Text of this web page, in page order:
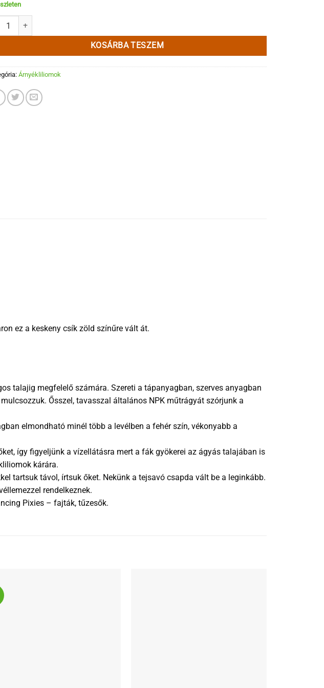
Island mennyiség
KOSÁRBA TESZEM
Árnyékliliomok
ez a keskeny csík zöld színűre vált át.
talajig megfelelő számára. Szereti a tápanyagban, szerves anyagban
Ősszel, tavasszal általános NPK műtrágyát szórjunk a
elmondható minél több a levélben a fehér szín, vékonyabb a
így figyeljünk a vízellátásra mert a fák gyökerei az ágyás talajában is
kárára.
tartsuk távol, írtsuk őket. Nekünk a tejsavó csapda vált be a leginkább.
rendelkeznek.
Pixies – fajták, tűzesők.